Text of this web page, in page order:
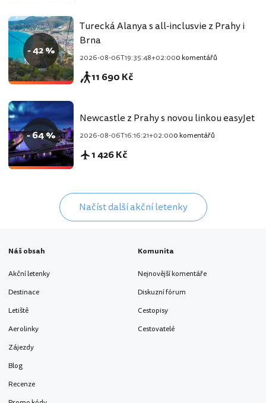
- 42 %
Turecká Alanya s all-inclusvie z Prahy i
Brna
2026-08-06T19:35:48+02:000 komentářů
11 690 Kč
- 64 %
Newcastle z Prahy s novou linkou easyJet
2026-08-06T16:16:21+02:000 komentářů
1 426 Kč
Načíst další akční letenky
Náš obsah
Akční letenky
Destinace
Letiště
Aerolinky
Zájezdy
Blog
Recenze
Komunita
Nejnovější komentáře
Diskuzní fórum
Cestopisy
Cestovatelé